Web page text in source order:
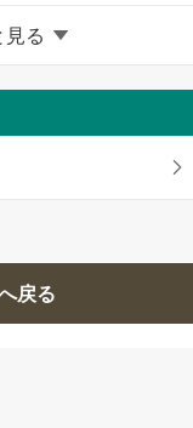
る
戻る